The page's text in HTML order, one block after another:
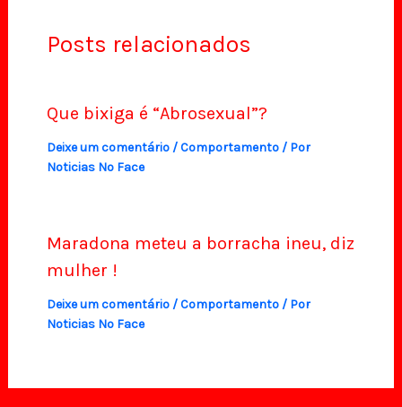
Posts relacionados
Que bixiga é “Abrosexual”?
Deixe um comentário/Comportamento/ Por
Noticias No Face
Maradona meteu a borracha ineu, diz
mulher !
Deixe um comentário/Comportamento/ Por
Noticias No Face